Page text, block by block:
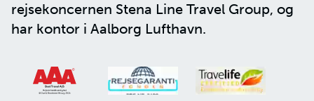
rejsekoncernen Stena Line Travel Group, og
har kontor i Aalborg Lufthavn.